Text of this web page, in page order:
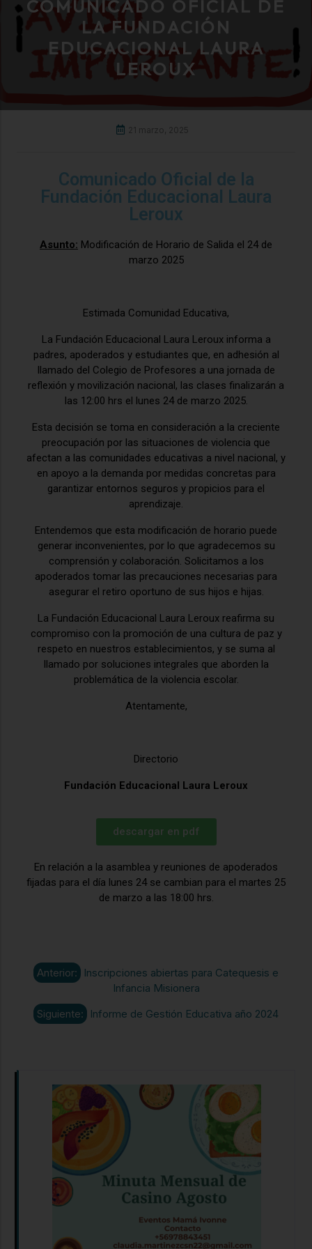
COMUNICADO OFICIAL DE
LA FUNDACIÓN
EDUCACIONAL LAURA
LEROUX
21 marzo, 2025
Comunicado Oficial de la
Fundación Educacional Laura
Leroux
Asunto: Modificación de Horario de Salida el 24 de
marzo 2025
Estimada Comunidad Educativa,
La Fundación Educacional Laura Leroux informa a
padres, apoderados y estudiantes que, en adhesión al
llamado del Colegio de Profesores a una jornada de
reflexión y movilización nacional, las clases finalizarán a
las 12:00 hrs el lunes 24 de marzo 2025.
Esta decisión se toma en consideración a la creciente
preocupación por las situaciones de violencia que
afectan a las comunidades educativas a nivel nacional, y
en apoyo a la demanda por medidas concretas para
garantizar entornos seguros y propicios para el
aprendizaje.
Entendemos que esta modificación de horario puede
generar inconvenientes, por lo que agradecemos su
comprensión y colaboración. Solicitamos a los
apoderados tomar las precauciones necesarias para
asegurar el retiro oportuno de sus hijos e hijas.
La Fundación Educacional Laura Leroux reafirma su
compromiso con la promoción de una cultura de paz y
respeto en nuestros establecimientos, y se suma al
llamado por soluciones integrales que aborden la
problemática de la violencia escolar.
Atentamente,
Directorio
Fundación Educacional Laura Leroux
descargar en pdf
En relación a la asamblea y reuniones de apoderados
fijadas para el día lunes 24 se cambian para el martes 25
de marzo a las 18:00 hrs.
Anterior:
Inscripciones abiertas para Catequesis e
Infancia Misionera
Siguiente:
Informe de Gestión Educativa año 2024